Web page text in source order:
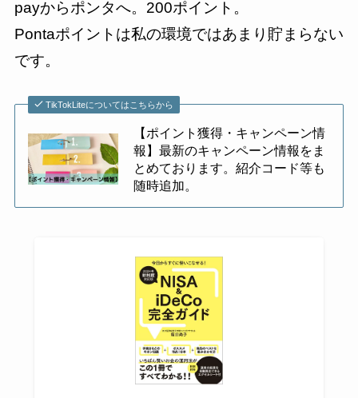
payからポンタへ。200ポイント。
Pontaポイントは私の環境ではあまり貯まらない
です。
TikTokLiteについてはこちらから
【ポイント獲得・キャンペーン情
報】最新のキャンペーン情報をま
とめております。紹介コード等も
随時追加。